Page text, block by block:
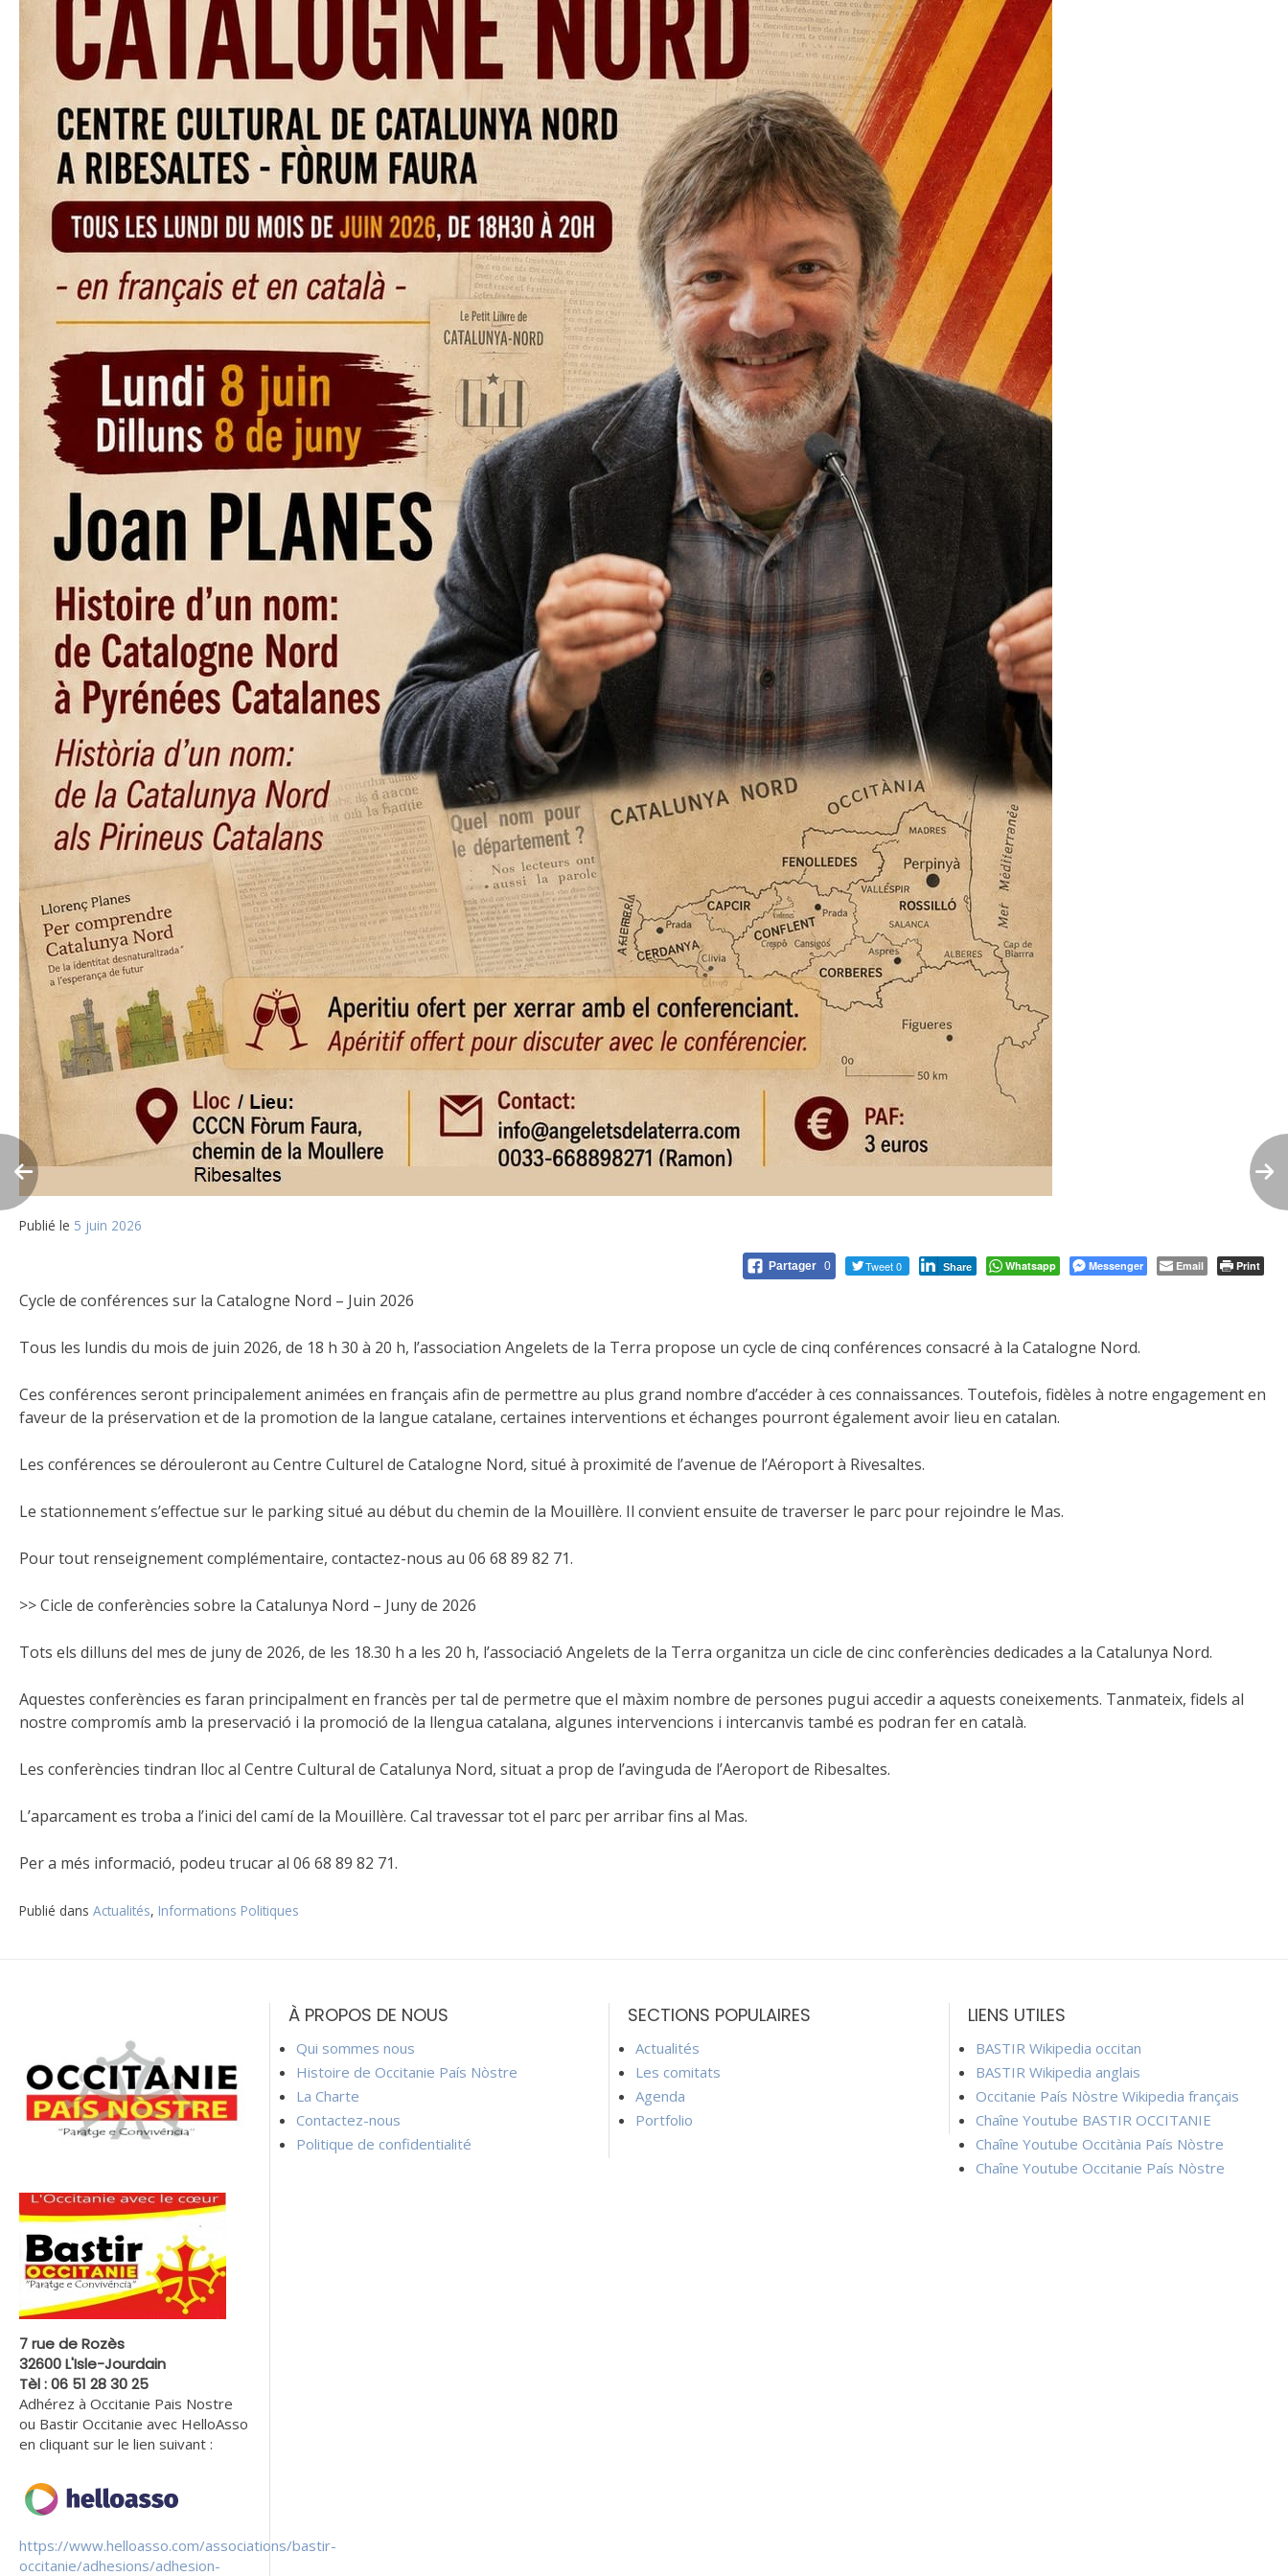
Publié le 5 juin 2026
Partager 0 Tweet 0 Share Whatsapp Messenger Email Print
Cycle de conférences sur la Catalogne Nord – Juin 2026
Tous les lundis du mois de juin 2026, de 18 h 30 à 20 h, l’association Angelets de la Terra propose un cycle de cinq conférences consacré à la Catalogne Nord.
Ces conférences seront principalement animées en français afin de permettre au plus grand nombre d’accéder à ces connaissances. Toutefois, fidèles à notre engagement en
faveur de la préservation et de la promotion de la langue catalane, certaines interventions et échanges pourront également avoir lieu en catalan.
Les conférences se dérouleront au Centre Culturel de Catalogne Nord, situé à proximité de l’avenue de l’Aéroport à Rivesaltes.
Le stationnement s’effectue sur le parking situé au début du chemin de la Mouillère. Il convient ensuite de traverser le parc pour rejoindre le Mas.
Pour tout renseignement complémentaire, contactez-nous au 06 68 89 82 71.
>> Cicle de conferències sobre la Catalunya Nord – Juny de 2026
Tots els dilluns del mes de juny de 2026, de les 18.30 h a les 20 h, l’associació Angelets de la Terra organitza un cicle de cinc conferències dedicades a la Catalunya Nord.
Aquestes conferències es faran principalment en francès per tal de permetre que el màxim nombre de persones pugui accedir a aquests coneixements. Tanmateix, fidels al
nostre compromís amb la preservació i la promoció de la llengua catalana, algunes intervencions i intercanvis també es podran fer en català.
Les conferències tindran lloc al Centre Cultural de Catalunya Nord, situat a prop de l’avinguda de l’Aeroport de Ribesaltes.
L’aparcament es troba a l’inici del camí de la Mouillère. Cal travessar tot el parc per arribar fins al Mas.
Per a més informació, podeu trucar al 06 68 89 82 71.
Publié dans Actualités, Informations Politiques
l’article
7 rue de Rozès
32600 L'Isle-Jourdain
Tèl : 06 51 28 30 25
Adhérez à Occitanie Pais Nostre
ou Bastir Occitanie avec HelloAsso
en cliquant sur le lien suivant :
https://www.helloasso.com/associations/bastir-
occitanie/adhesions/adhesion-
À PROPOS DE NOUS
Qui sommes nous
Histoire de Occitanie País Nòstre
La Charte
Contactez-nous
Politique de confidentialité
SECTIONS POPULAIRES
Actualités
Les comitats
Agenda
Portfolio
LIENS UTILES
BASTIR Wikipedia occitan
BASTIR Wikipedia anglais
Occitanie País Nòstre Wikipedia français
Chaîne Youtube BASTIR OCCITANIE
Chaîne Youtube Occitània País Nòstre
Chaîne Youtube Occitanie País Nòstre